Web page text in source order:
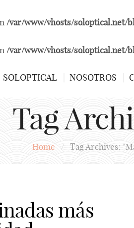
/var/www/vhosts/soloptical.net/
/var/www/vhosts/soloptical.net/
SOLOPTICAL NOSOTROS
Tag
Home / Tag Archives:
más